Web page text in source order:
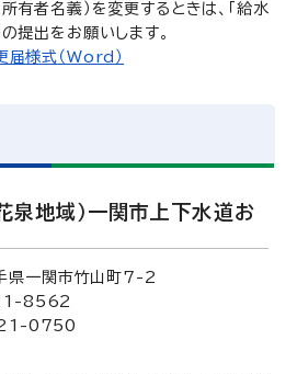
有者名義）を変更するときは、「給水
提出をお願いします。
様式（Word）
泉地域）一関市上下水道お
一関市竹山町7-2
8562
21-0750